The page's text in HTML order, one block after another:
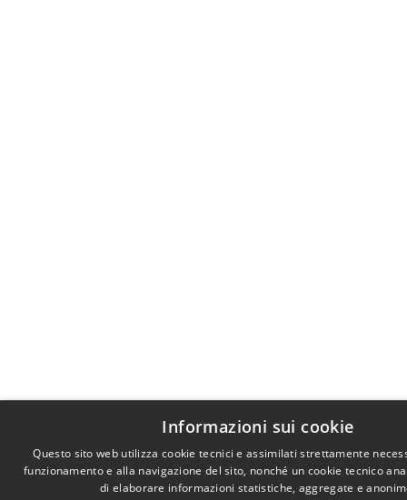
Informazioni sui cookie
Questo sito web utilizza cookie tecnici e assimilati strettamente
funzionamento e alla navigazione del sito, nonché un cookie tecnico
di elaborare informazioni statistiche, aggregate e